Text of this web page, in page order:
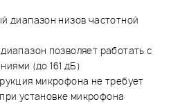
диапазон низов частотной
позволяет работать с
(до 161 дБ)
микрофона не требует
установке микрофона